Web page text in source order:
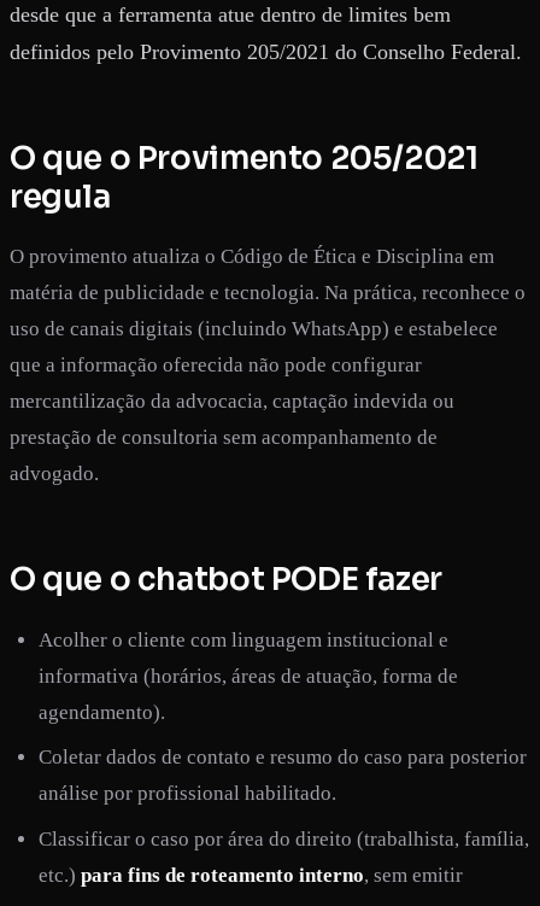
desde que a ferramenta atue dentro de limites bem
definidos pelo Provimento 205/2021 do Conselho Federal.
O que o Provimento 205/2021
regula
O provimento atualiza o Código de Ética e Disciplina em
matéria de publicidade e tecnologia. Na prática, reconhece o
uso de canais digitais (incluindo WhatsApp) e estabelece
que a informação oferecida não pode configurar
mercantilização da advocacia, captação indevida ou
prestação de consultoria sem acompanhamento de
advogado.
O que o chatbot PODE fazer
Acolher o cliente com linguagem institucional e
informativa (horários, áreas de atuação, forma de
agendamento).
Coletar dados de contato e resumo do caso para posterior
análise por profissional habilitado.
Classificar o caso por área do direito (trabalhista, família,
etc.) para fins de roteamento interno, sem emitir